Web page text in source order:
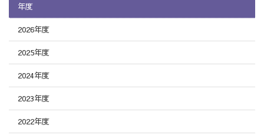
年度
2026年度
2025年度
2024年度
2023年度
2022年度